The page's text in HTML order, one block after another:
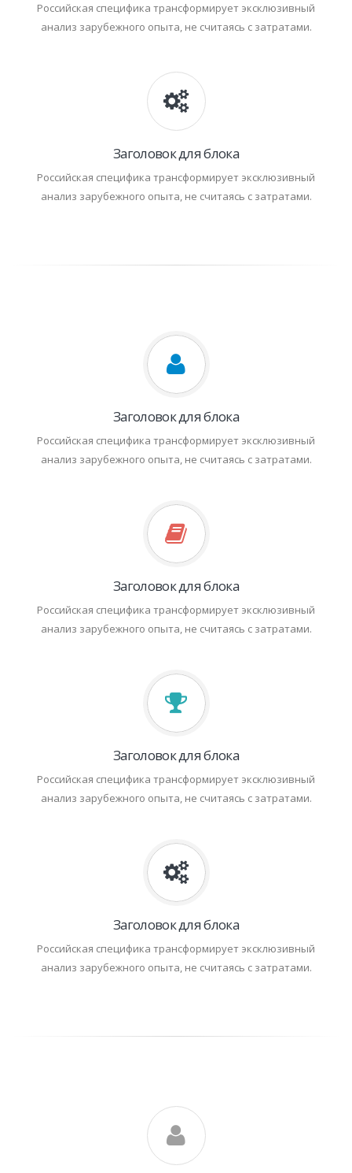
Российская специфика трансформирует эксклюзивный
анализ зарубежного опыта, не считаясь с затратами.
Заголовок для блока
Российская специфика трансформирует эксклюзивный
анализ зарубежного опыта, не считаясь с затратами.
Заголовок для блока
Российская специфика трансформирует эксклюзивный
анализ зарубежного опыта, не считаясь с затратами.
Заголовок для блока
Российская специфика трансформирует эксклюзивный
анализ зарубежного опыта, не считаясь с затратами.
Заголовок для блока
Российская специфика трансформирует эксклюзивный
анализ зарубежного опыта, не считаясь с затратами.
Заголовок для блока
Российская специфика трансформирует эксклюзивный
анализ зарубежного опыта, не считаясь с затратами.